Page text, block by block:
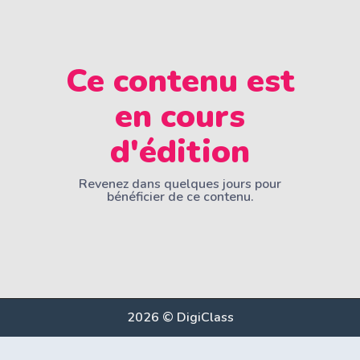
Ce contenu est
en cours
d'édition
Revenez dans quelques jours pour
bénéficier de ce contenu.
2026 © DigiClass